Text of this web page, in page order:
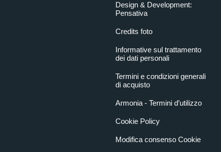
Design & Development:
Pensativa
Credits foto
Informative sul trattamento
dei dati personali
Termini e condizioni generali
di acquisto
Armonia - Termini d’utilizzo
Cookie Policy
Modifica consenso Cookie